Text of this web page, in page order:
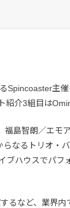
Spincoaster主
紹介3組目は
福島智朗／エモ
らなるトリオ・
ブハウスでパフ
るなど、業界内